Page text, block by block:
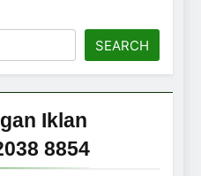
SEARCH
Iklan
8854